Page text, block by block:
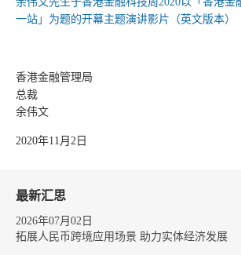
一站」为题的开幕主题演讲影片（英文版本）
香港金融管理局
总裁
余伟文
2020年11月2日
最新汇思
2026年07月02日
拓展人民币跨境应用场景 助力实体经济发展